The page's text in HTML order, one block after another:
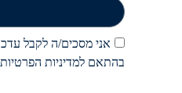
אני מסכים/ה לקבל
בהתאם למדיניות